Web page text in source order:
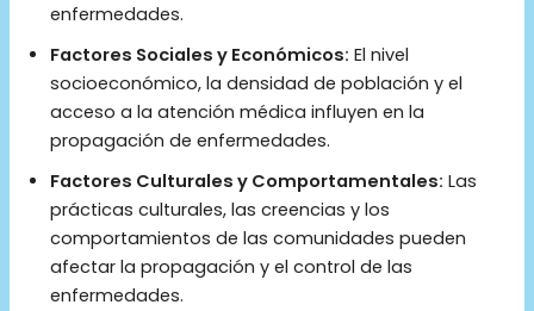
enfermedades.
Factores Sociales y Económicos: El nivel
socioeconómico, la densidad de población y el
acceso a la atención médica influyen en la
propagación de enfermedades.
Factores Culturales y Comportamentales: Las
prácticas culturales, las creencias y los
comportamientos de las comunidades pueden
afectar la propagación y el control de las
enfermedades.